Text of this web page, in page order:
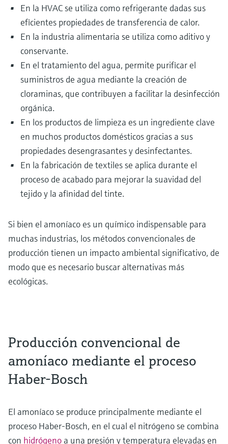
En la HVAC se utiliza como refrigerante dadas sus
eficientes propiedades de transferencia de calor.
En la industria alimentaria se utiliza como aditivo y
conservante.
En el tratamiento del agua, permite purificar el
suministros de agua mediante la creación de
cloraminas, que contribuyen a facilitar la desinfección
orgánica.
En los productos de limpieza es un ingrediente clave
en muchos productos domésticos gracias a sus
propiedades desengrasantes y desinfectantes.
En la fabricación de textiles se aplica durante el
proceso de acabado para mejorar la suavidad del
tejido y la afinidad del tinte.
Si bien el amoníaco es un químico indispensable para
muchas industrias, los métodos convencionales de
producción tienen un impacto ambiental significativo, de
modo que es necesario buscar alternativas más
ecológicas.
Producción convencional de
amoníaco mediante el proceso
Haber-Bosch
El amoníaco se produce principalmente mediante el
proceso Haber-Bosch, en el cual el nitrógeno se combina
con hidrógeno a una presión y temperatura elevadas en